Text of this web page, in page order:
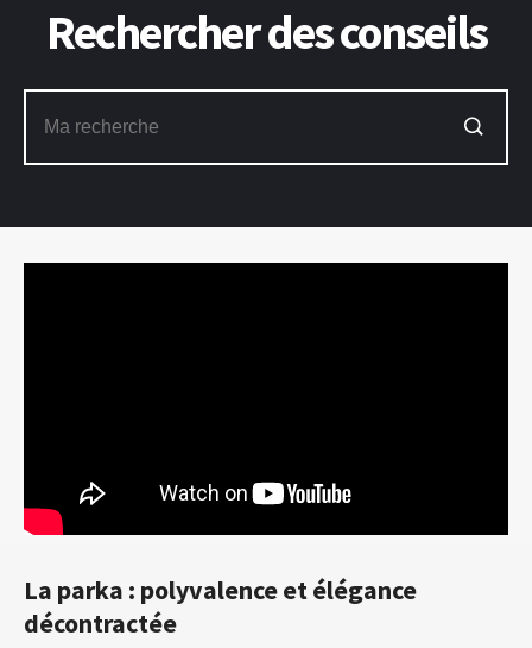
La parka : polyvalence et élégance
décontractée
Rechercher des conseils